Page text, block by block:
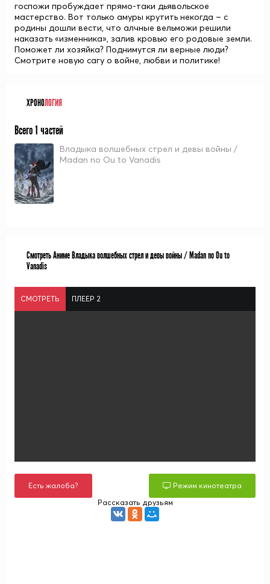
госпожи пробуждает прямо-таки дьявольское
мастерство. Вот только амуры крутить некогда – с
родины дошли вести, что алчные вельможи решили
наказать «изменника», залив кровью его родовые земли.
Поможет ли хозяйка? Поднимутся ли верные люди?
Смотрите новую сагу о войне, любви и политике!
ХРОНОЛОГИЯ
Всего 1 частей
Владыка волшебных стрел и девы войны /
Madan no Ou to Vanadis
Смотреть Аниме Владыка волшебных стрел и девы войны / Madan no Ou to
Vanadis
СМОТРЕТЬ ПЛЕЕР 2
Есть жалоба?
Режим кинотеатра
Рассказать друзьям